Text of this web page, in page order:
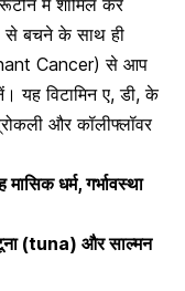
में शामिल कर
से बचने के साथ ही
Cancer) से आप
। यह विटामिन ए, डी, के
और कॉलीफ्लॉवर
धर्म, गर्भावस्था
(tuna) और साल्मन